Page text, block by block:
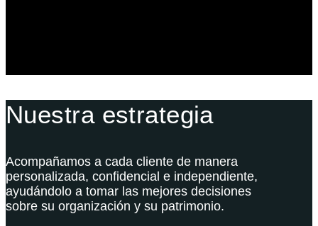
Nuestra estrategia
Acompañamos a cada cliente de manera
personalizada, confidencial e independiente,
ayudándolo a tomar las mejores decisiones
sobre su organización y su patrimonio.